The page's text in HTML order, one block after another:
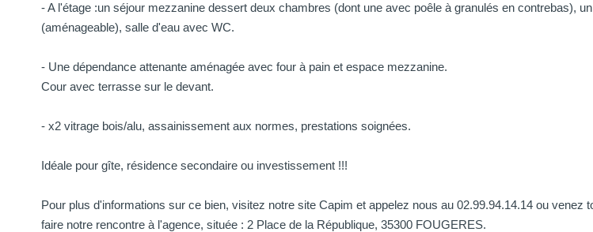
- A l'étage :un séjour mezzanine dessert deux chambres (dont une avec poêle à granulés en contrebas),
(aménageable), salle d'eau avec WC.
- Une dépendance attenante aménagée avec four à pain et espace mezzanine.
Cour avec terrasse sur le devant.
- x2 vitrage bois/alu, assainissement aux normes, prestations soignées.
Idéale pour gîte, résidence secondaire ou investissement !!!
Pour plus d'informations sur ce bien, visitez notre site Capim et appelez nous au 02.99.94.14.14 ou venez
faire notre rencontre à l'agence, située : 2 Place de la République, 35300 FOUGERES.